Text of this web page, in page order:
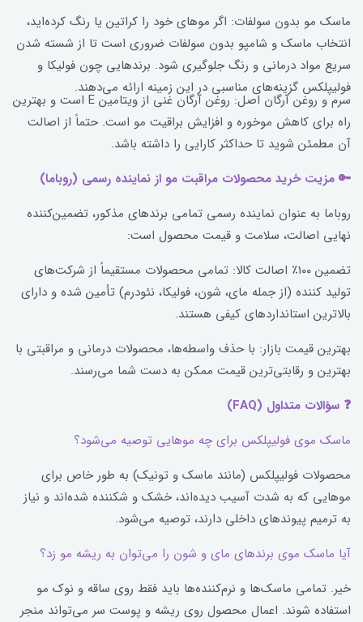
ماسک مو بدون سولفات: اگر موهای خود را کراتین یا رنگ کرده‌اید،
انتخاب ماسک و شامپو بدون سولفات ضروری است تا از شسته شدن
سریع مواد درمانی و رنگ جلوگیری شود. برندهایی چون فولیکا و
فولیپلکس گزینه‌های مناسبی در این زمینه ارائه می‌دهند.
سرم و روغن آرگان اصل: روغن آرگان غنی از ویتامین E است و بهترین
راه برای کاهش موخوره و افزایش براقیت مو است. حتماً از اصالت
آن مطمئن شوید تا حداکثر کارایی را داشته باشد.
🔑 مزیت خرید محصولات مراقبت مو از نماینده رسمی (روباما)
روباما به عنوان نماینده رسمی تمامی برندهای مذکور، تضمین‌کننده
نهایی اصالت، سلامت و قیمت محصول است:
تضمین ۱۰۰٪ اصالت کالا: تمامی محصولات مستقیماً از شرکت‌های
تولید کننده (از جمله مای، شون، فولیکا، نئودرم) تأمین شده و دارای
بالاترین استانداردهای کیفی هستند.
بهترین قیمت بازار: با حذف واسطه‌ها، محصولات درمانی و مراقبتی با
بهترین و رقابتی‌ترین قیمت ممکن به دست شما می‌رسند.
❓ سؤالات متداول (FAQ)
ماسک موی فولیپلکس برای چه موهایی توصیه می‌شود؟
محصولات فولیپلکس (مانند ماسک و تونیک) به طور خاص برای
موهایی که به شدت آسیب دیده‌اند، خشک و شکننده شده‌اند و نیاز
به ترمیم پیوندهای داخلی دارند، توصیه می‌شود.
آیا ماسک موی برندهای مای و شون را می‌توان به ریشه مو زد؟
خیر. تمامی ماسک‌ها و نرم‌کننده‌ها باید فقط روی ساقه و نوک مو
استفاده شوند. اعمال محصول روی ریشه و پوست سر می‌تواند منجر